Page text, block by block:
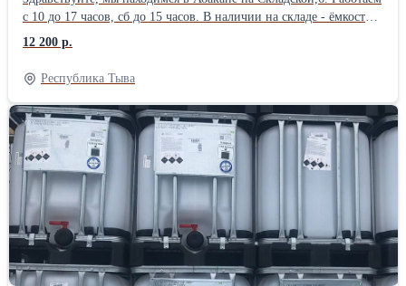
с 10 до 17 часов, сб до 15 часов. В наличии на складе - ёмкости
из пищевого полиэтилена. От официального представителя
завода "ТанПласт", по Абакану и югу Края. Для хранения и
транспортировки питьевой воды, а так же для технических
жидкостей. 🚩 Ёмкость ТЦВМ вертикальная на 100 литров - 5
400 р. 🚩 Ёмкость ТЦВП вертикальная на 200 литров - 7 350 р.
🚩 Ёмкость ТЦВП вертикальная на 300 литров - 8 650 р. 🚩
Ёмкость ТЦВП вертикальная на 500 литров - 12 600 р. 🚩
Ёмкость ТВП прямоугольная вертикальная на 800 литров - 21
800 р. 🚩 Ёмкость ТЦВП вертикальная на 3 000 литров - 42 000
р. 🚩 Ёмкость ТЦВП вертикальная на 5 000 литров - в наличии
🚩 Ёмкость ТЦВП вертикальная на 10 000 литров - 115 000 р. 🚩
Ёмкость ТЦГП Горизонтальная на 270 литров - 12 200 р. 🚩
Ёмкость ТЦГП Горизонтальная на 500 литров - 13 000 р. 🚩
Ёмкость ТЦГП Горизонтальная на 1000 литров - 23 800 р. 🚩
12 200 р.
Республика Тыва